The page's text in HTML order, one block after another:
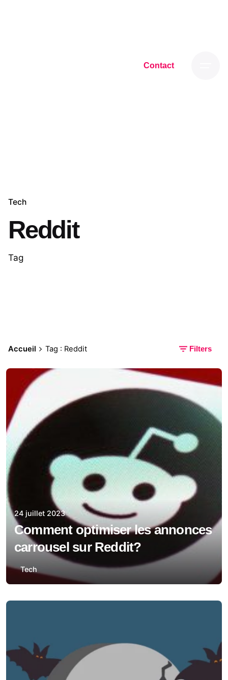
Contact
Tech
Reddit
Tag
Accueil Tag : Reddit Filters
24 juillet 2023
Comment optimiser les annonces
carrousel sur Reddit?
Tech